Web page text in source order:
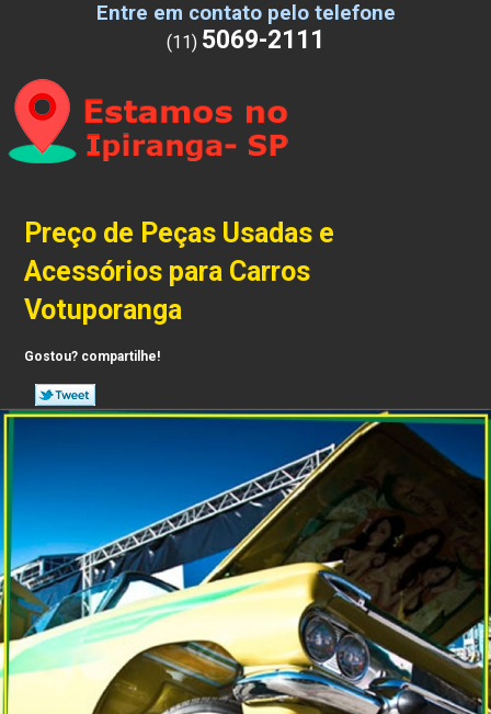
Entre em contato pelo telefone
(11) 5069-2111
Preço de Peças Usadas e
Acessórios para Carros
Votuporanga
Gostou? compartilhe!